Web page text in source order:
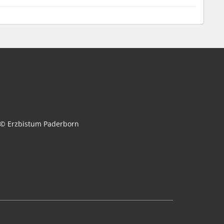
© Erzbistum Paderborn